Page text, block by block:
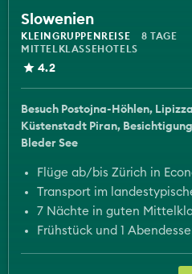
Slowenien
KLEINGRUPPENREISE
8 TAGE
MITTELKLASSEHOTELS
4.2
Besuch Postojna-Höhlen
Küstenstadt Piran
Bleder See
Flüge ab/bis Zürich in
Transport im
7 Nächte in guten
Frühstück und 1